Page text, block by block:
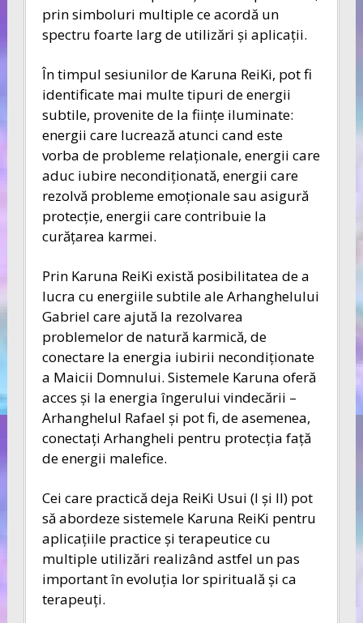
prin simboluri multiple ce acordă un
spectru foarte larg de utilizări şi aplicaţii.
În timpul sesiunilor de Karuna ReiKi, pot fi
identificate mai multe tipuri de energii
subtile, provenite de la fiinţe iluminate:
energii care lucrează atunci cand este
vorba de probleme relaţionale, energii care
aduc iubire necondiţionată, energii care
rezolvă probleme emoţionale sau asigură
protecţie, energii care contribuie la
curăţarea karmei.
Prin Karuna ReiKi există posibilitatea de a
lucra cu energiile subtile ale Arhanghelului
Gabriel care ajută la rezolvarea
problemelor de natură karmică, de
conectare la energia iubirii necondiţionate
a Maicii Domnului. Sistemele Karuna oferă
acces şi la energia îngerului vindecării –
Arhanghelul Rafael şi pot fi, de asemenea,
conectaţi Arhangheli pentru protecţia faţă
de energii malefice.
Cei care practică deja ReiKi Usui (I şi II) pot
să abordeze sistemele Karuna ReiKi pentru
aplicaţiile practice şi terapeutice cu
multiple utilizări realizând astfel un pas
important în evoluţia lor spirituală şi ca
terapeuţi.